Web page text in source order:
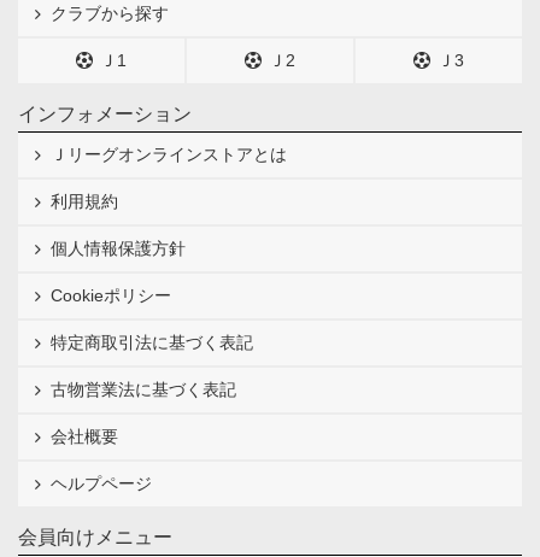
クラブから探す
Ｊ1 Ｊ2 Ｊ3
インフォメーション
Ｊリーグオンラインストアとは
利用規約
個人情報保護方針
Cookieポリシー
特定商取引法に基づく表記
古物営業法に基づく表記
会社概要
ヘルプページ
会員向けメニュー